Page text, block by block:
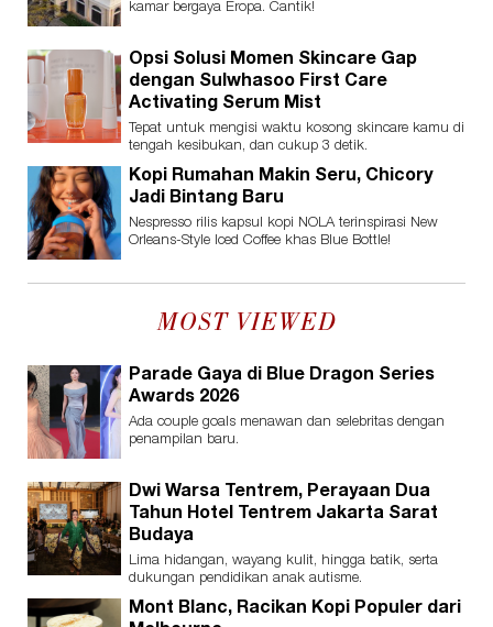
kamar bergaya Eropa. Cantik!
Opsi Solusi Momen Skincare Gap
dengan Sulwhasoo First Care
Activating Serum Mist
Tepat untuk mengisi waktu kosong skincare kamu di
tengah kesibukan, dan cukup 3 detik.
Kopi Rumahan Makin Seru, Chicory
Jadi Bintang Baru
Nespresso rilis kapsul kopi NOLA terinspirasi New
Orleans-Style Iced Coffee khas Blue Bottle!
MOST VIEWED
Parade Gaya di Blue Dragon Series
Awards 2026
Ada couple goals menawan dan selebritas dengan
penampilan baru.
Dwi Warsa Tentrem, Perayaan Dua
Tahun Hotel Tentrem Jakarta Sarat
Budaya
Lima hidangan, wayang kulit, hingga batik, serta
dukungan pendidikan anak autisme.
Mont Blanc, Racikan Kopi Populer dari